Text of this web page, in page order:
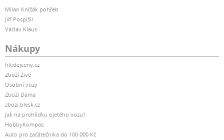
Milan Knížák pohřeb
Jiří Pospíšil
Václav Klaus
Nákupy
hledejceny.cz
Zboží Živě
Osobní vozy
Zboží Dáma
zbozi.blesk.cz
Jak na prohlídku ojetého vozu?
HobbyKompas
Auto pro začátečníka do 100 000 Kč